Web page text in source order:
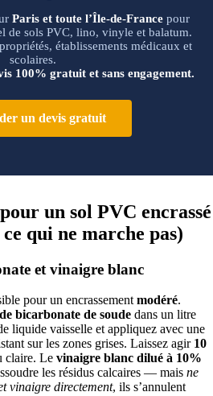
Paris et toute l’Île-de-Francepour
de sols PVC, lino, vinyle et balatum.
établissements médicaux et
scolaires.
100% gratuit et sans engagement.
un devis gratuit
un sol PVC encrassé
qui ne marche pas)
et vinaigre blanc
pour un encrassementmodéré.
bicarbonate de soude dans un litre
liquide vaisselle et appliquez avec une
sur les zones grises. Laissez agir 10
claire. Levinaigre blanc dilué à 10%
les résidus calcaires — maisne
vinaigre directement, ils s’annulent